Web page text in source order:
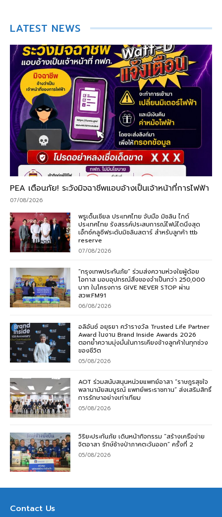
LATEST NEWS
PEA เตือนภัย! ระวังมิจฉาชีพแอบอ้างเป็นเจ้าหน้าที่การไฟฟ้า
07/08/2026
พรูเด็นเชียล ประเทศไทย จับมือ มิชลิน ไกด์
ประเทศไทย รังสรรค์ประสบการณ์ไฟน์ไดนิ่งสุด
เอ็กซ์คลูซีฟระดับมิชลินสตาร์ สำหรับลูกค้า ttb
reserve
07/08/2026
“กรุงเทพประกันภัย” ร่วมส่งความห่วงใยผู้ด้อย
โอกาส มอบอุปกรณ์สิ่งของจำเป็นกว่า 250,000
บาท ในโครงการ GIVE NEVER STOP ผ่าน
สวพ.FM91
06/08/2026
อลิอันซ์ อยุธยา คว้ารางวัล Trusted Life Partner
Award ในงาน Brand Inside Awards 2026
ตอกย้ำความมุ่งมั่นในการเคียงข้างลูกค้าในทุกช่วง
ของชีวิต
05/08/2026
AOT ร่วมสนับสนุนหน่วยแพทย์อาสา “ราษฎรสุขใจ
พลานามัยสมบูรณ์ แพทย์พระราชทาน” ส่งเสริมสิทธิ์
การรักษาอย่างเท่าเทียม
05/08/2026
วิริยะประกันภัย เดินหน้ากิจกรรม “สร้างเครือข่าย
จิตอาสา รักษ์ช้างป่าภาคตะวันออก” ครั้งที่ 2
05/08/2026
Contact Us